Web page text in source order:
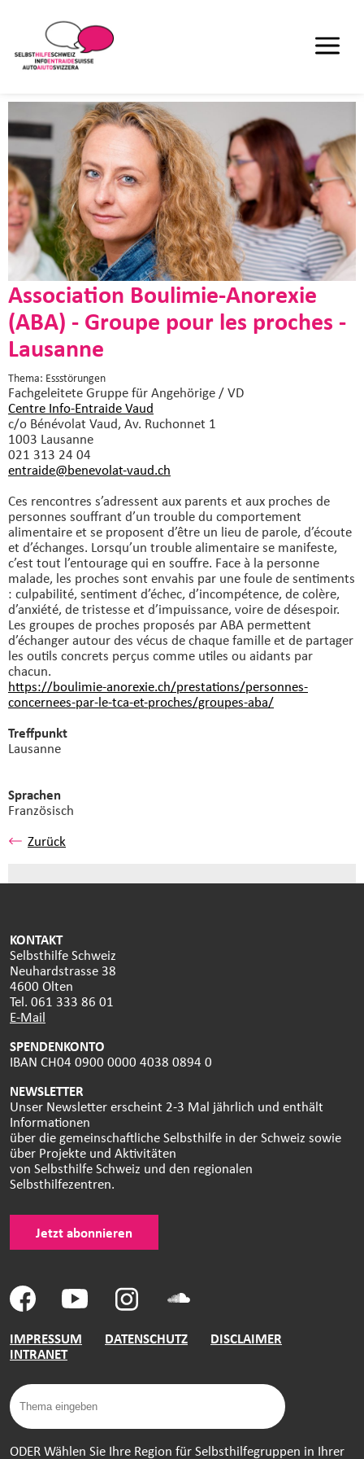
Association Boulimie-Anorexie
(ABA) - Groupe pour les proches -
Lausanne
Thema: Essstörungen
Fachgeleitete Gruppefür Angehörige / VD
Centre Info-Entraide Vaud
c/o Bénévolat Vaud, Av. Ruchonnet 1
1003 Lausanne
021 313 24 04
entraide@benevolat-vaud.ch
Ces rencontres s’adressent aux parents et aux proches de
personnes souffrant d’un trouble du comportement
alimentaire et se proposent d’être un lieu de parole, d’écoute
et d’échanges. Lorsqu’un trouble alimentaire se manifeste,
c’est tout l’entourage qui en souffre. Face à la personne
malade, les proches sont envahis par une foule de sentiments
: culpabilité, sentiment d’échec, d’incompétence, de colère,
d’anxiété, de tristesse et d’impuissance, voire de désespoir.
Les groupes de proches proposés par ABA permettent
d’échanger autour des vécus de chaque famille et de partager
les outils concrets perçus comme utiles ou aidants par
chacun.
https://boulimie-anorexie.ch/prestations/personnes-
concernees-par-le-tca-et-proches/groupes-aba/
Treffpunkt
Lausanne
Sprachen
Französisch
Zurück
KONTAKT
Selbsthilfe Schweiz
Neuhardstrasse 38
4600 Olten
Tel. 061 333 86 01
E-Mail
SPENDENKONTO
IBAN CH04 0900 0000 4038 0894 0
NEWSLETTER
Unser Newsletter erscheint 2-3 Mal jährlich und enthält
Informationen
über die gemeinschaftliche Selbsthilfe in der Schweiz sowie
über Projekte und Aktivitäten
von Selbsthilfe Schweiz und den regionalen
Selbsthilfezentren.
Jetzt abonnieren
IMPRESSUM DATENSCHUTZ
DISCLAIMER
INTRANET
ODER Wählen Sie Ihre Region für Selbsthilfegruppen in Ihrer